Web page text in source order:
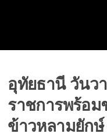
อุทัยธานี วันว
ราชการพร้อม
ข้าวหลามยักษ์